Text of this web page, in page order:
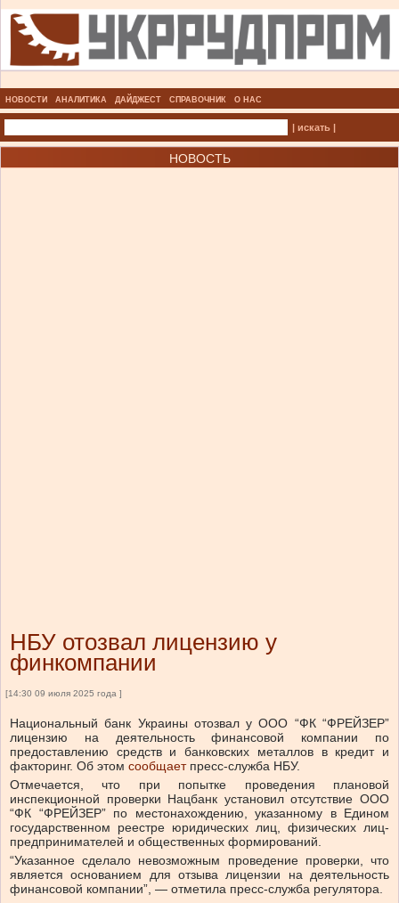
НОВОСТИ АНАЛИТИКА ДАЙДЖЕСТ СПРАВОЧНИК О НАС
| искать |
НОВОСТЬ
НБУ отозвал лицензию у
финкомпании
[14:30 09 июля 2025 года ]
Национальный банк Украины отозвал у ООО “ФК “ФРЕЙЗЕР”
лицензию на деятельность финансовой компании по
предоставлению средств и банковских металлов в кредит и
факторинг. Об этом сообщаетпресс-служба НБУ.
Отмечается, что при попытке проведения
плановой
инспекционной проверки Нацбанк установил отсутствие ООО
“ФК “ФРЕЙЗЕР” по местонахождению, указанному в Едином
государственном реестре юридических лиц, физических лиц-
предпринимателей и общественных формирований.
“Указанное сделало невозможным проведение проверки, что
является основанием для отзыва лицензии на деятельность
финансовой компании”, — отметила пресс-служба регулятора.